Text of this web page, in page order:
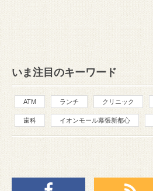
いま注目のキーワード
ATM ランチ クリニック
歯科 イオンモール幕張新都心